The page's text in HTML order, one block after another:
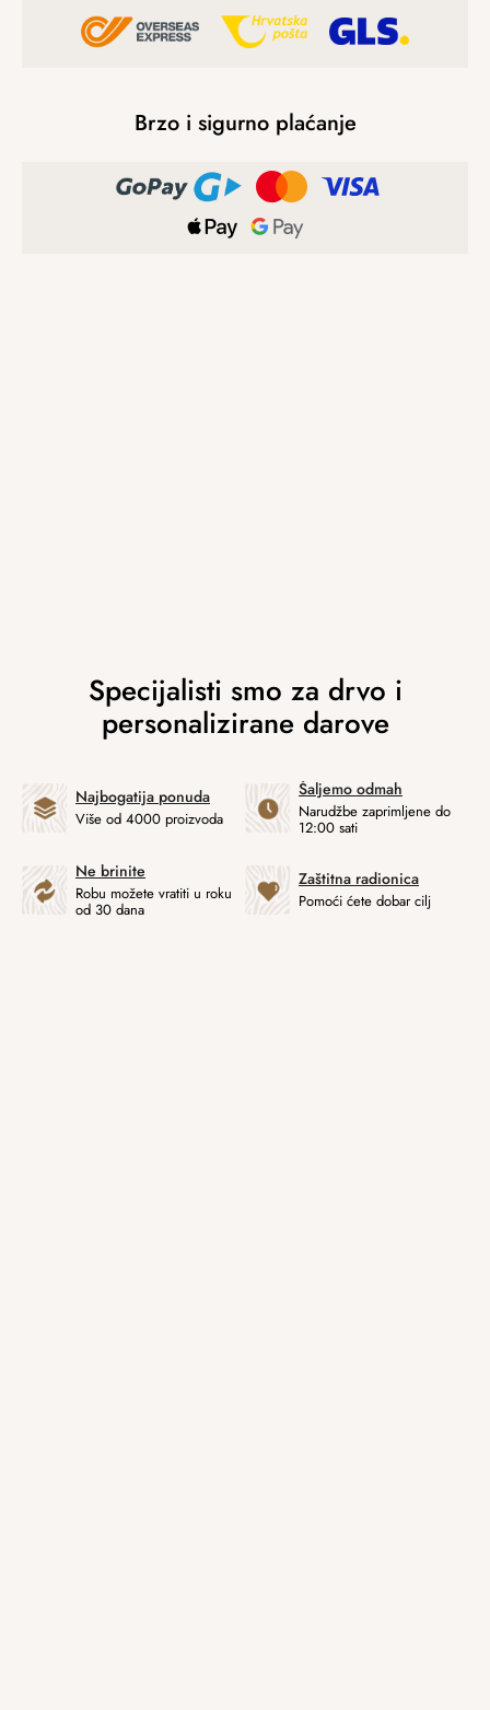
Brzo i sigurno plaćanje
Najbogatija ponuda
Više od 4000 proizvoda
Šaljemo odmah
Narudžbe zaprimljene do
12:00 sati
Ne brinite
Robu možete vratiti u roku
od 30 dana
Zaštitna radionica
Pomoći ćete dobar cilj